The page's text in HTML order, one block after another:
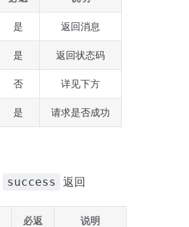
是 返回消息
是 返回状态码
否 详见下方
是 请求是否成功
success 返回
必返 说明